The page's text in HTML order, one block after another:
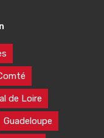
de Loire
Guadeloupe